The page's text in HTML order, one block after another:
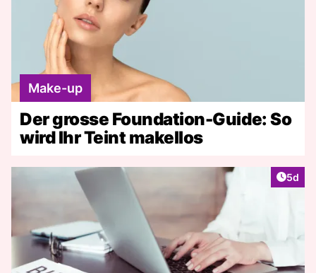
Make-up
Der grosse Foundation-Guide: So
wird Ihr Teint makellos
5d